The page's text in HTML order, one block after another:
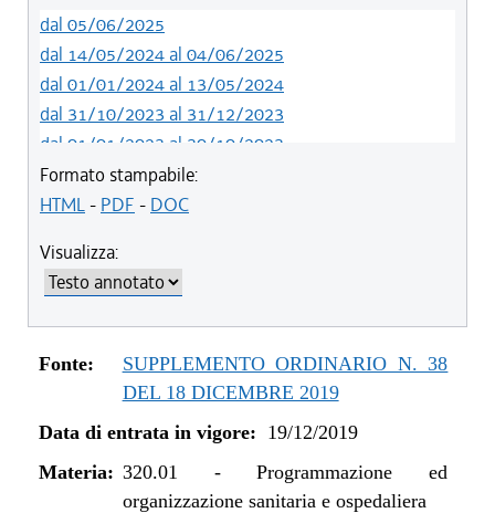
dal 05/06/2025
dal 14/05/2024 al 04/06/2025
dal 01/01/2024 al 13/05/2024
dal 31/10/2023 al 31/12/2023
dal 01/01/2023 al 30/10/2023
dal 09/08/2022 al 31/12/2022
dal 06/11/2021 al 31/12/2021
dal 12/11/2020 al 31/12/2020
dal 02/07/2020 al 11/11/2020
dal 19/12/2019 al 01/07/2020
Formato stampabile:
HTML- PDF - DOC
Visualizza:
Fonte:
SUPPLEMENTO ORDINARIO N. 38
DEL 18 DICEMBRE 2019
Data di entrata in vigore: 19/12/2019
Materia: 320.01 -Programmazione ed
organizzazione sanitaria e ospedaliera